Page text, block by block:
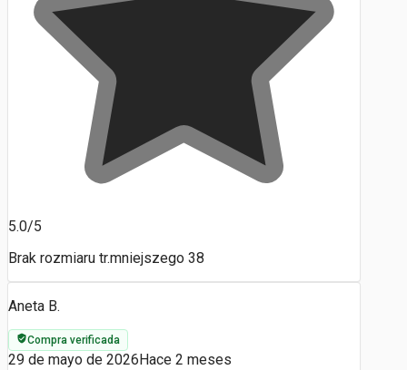
5.0/5
Brak rozmiaru tr.mniejszego 38
Aneta B.
Compra verificada
29 de mayo de 2026 Hace 2 meses